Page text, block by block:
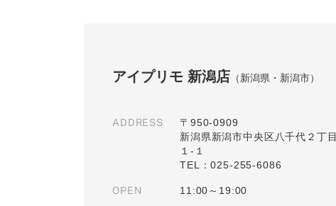
アイプリモ 新潟店 （新潟県・新潟市）
ADDRESS
〒950-0909
新潟県新潟市中央区八千代２丁目
１-１
TEL：025-255-6086
OPEN 11:00～19:00